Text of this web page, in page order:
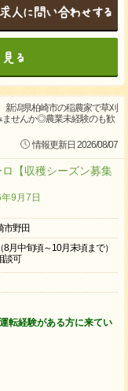
新潟県柏崎市の稲農家で草刈
ませんか◎農業未経験のも歓
情報更新日 2026/08/07
【収穫シーズン募集
9月7日
市野田
8月中旬頃～10月末頃まで）
談可
転経験がある方に来てい